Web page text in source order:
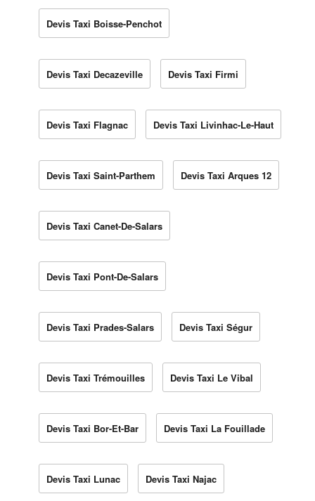
Devis Taxi Boisse-Penchot
Devis Taxi Decazeville Devis Taxi Firmi
Devis Taxi Flagnac Devis Taxi Livinhac-Le-Haut
Devis Taxi Saint-Parthem Devis Taxi Arques 12
Devis Taxi Canet-De-Salars
Devis Taxi Pont-De-Salars
Devis Taxi Prades-Salars Devis Taxi Ségur
Devis Taxi Trémouilles Devis Taxi Le Vibal
Devis Taxi Bor-Et-Bar Devis Taxi La Fouillade
Devis Taxi Lunac Devis Taxi Najac